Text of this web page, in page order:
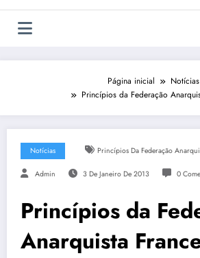
Página inicial
Notícias
Princípios da Federação
Notícias Princípios Da Federação
Admin 3 De Janeiro De 2013 0
Princípios da
Anarquista